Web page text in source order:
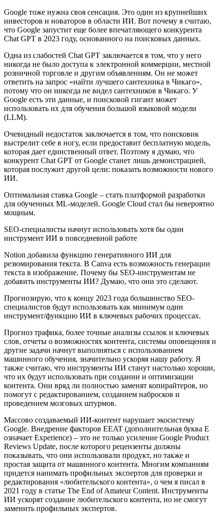
Google тоже нужна своя сенсация. Это один из крупнейших
инвесторов и новаторов в области ИИ. Вот почему я считаю,
что Google запустит еще более впечатляющего конкурента
Chat GPT в 2023 году, основанного на поисковых данных.
Одна из слабостей Chat GPT заключается в том, что у него
никогда не было доступа к электронной коммерции, местной
розничной торговле и другим объявлениям. Он не может
ответить на запрос «найти лучшего сантехника в Чикаго»,
потому что он никогда не видел сантехников в Чикаго. У
Google есть эти данные, и поисковой гигант может
использовать их для обучения большой языковой модели
(LLM).
Очевидный недостаток заключается в том, что поисковик
выстрелит себе в ногу, если предоставит бесплатную модель,
которая дает единственный ответ. Поэтому я думаю, что
конкурент Chat GPT от Google станет лишь демонстрацией,
которая послужит другой цели: показать возможности нового
ИИ.
Оптимальная ставка Google – стать платформой разработки
для обученных ML-моделей. Google Cloud стал бы невероятно
мощным.
SEO-специалисты начнут использовать хотя бы один
инструмент ИИ в повседневной работе
Notion добавила функцию генеративного ИИ для
резюмирования текста. В Canva есть возможность генерации
текста в изображение. Почему бы SEO-инструментам не
добавить инструменты ИИ? Думаю, что они это сделают.
Прогнозирую, что к концу 2023 года большинство SEO-
специалистов будут использовать как минимум один
инструмент/функцию ИИ в ключевых рабочих процессах.
Прогноз трафика, более точные анализы ссылок и ключевых
слов, отчеты о возможностях контента, системы оповещения и
другие задачи начнут выполняться с использованием
машинного обучения, значительно ускоряя нашу работу. Я
также считаю, что инструменты ИИ станут настолько хороши,
что их будут использовать при создании и оптимизации
контента. Они вряд ли полностью заменят копирайтеров, но
помогут с редактированием, созданием набросков и
проведением мозговых штурмов.
Массово создаваемый ИИ-контент нарушает экосистему
Google. Внедрение факторов EEAT (дополнительная буква E
означает Experience) – это не только усиление Google Product
Reviews Update, после которого рецензенты должны
показывать, что они использовали продукт, но также и
простая защита от машинного контента. Многим компаниям
придется нанимать профильных экспертов для проверки и
редактирования «любительского контента», о чем я писал в
2021 году в статье The End of Amateur Content. Инструменты
ИИ ускорят создание любительского контента, но не смогут
заменить профильных экспертов.